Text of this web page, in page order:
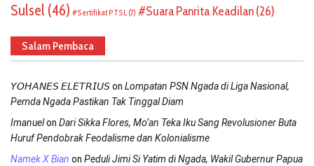
Sulsel (46) Sertifikat PTSL (7) Suara Panrita Keadilan(26)
Salam Pembaca
𝘠𝘖𝘏𝘈𝘕𝘌𝘚 𝘌𝘓𝘌𝘛𝘙𝘐𝘜𝘚on Lompatan PSN Ngada di Liga Nasional,
Pemda Ngada Pastikan Tak Tinggal Diam
Imanuelon Dari Sikka Flores, Mo’an Teka Iku Sang Revolusioner Buta
Huruf Pendobrak Feodalisme dan Kolonialisme
Namek X Bian on Peduli Jimi Si Yatim di Ngada, Wakil Gubernur Papua